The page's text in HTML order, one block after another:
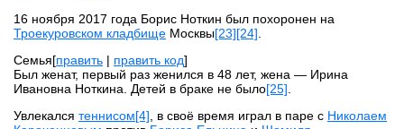
16 ноября 2017 года Борис Ноткин был похоронен на
Троекуровском кладбище Москвы[23][24]
Семья[править | править код]
Был женат, первый раз женился в 48 лет, жена — Ирина
Ивановна Ноткина. Детей в браке не было[25]
Увлекался теннисом[4] , в своё время играл в паре с Николаем